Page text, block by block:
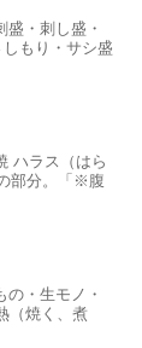
・刺し盛・
もり・サシ盛
ハラス（はら
部分。「※腹
・生モノ・
（焼く、煮